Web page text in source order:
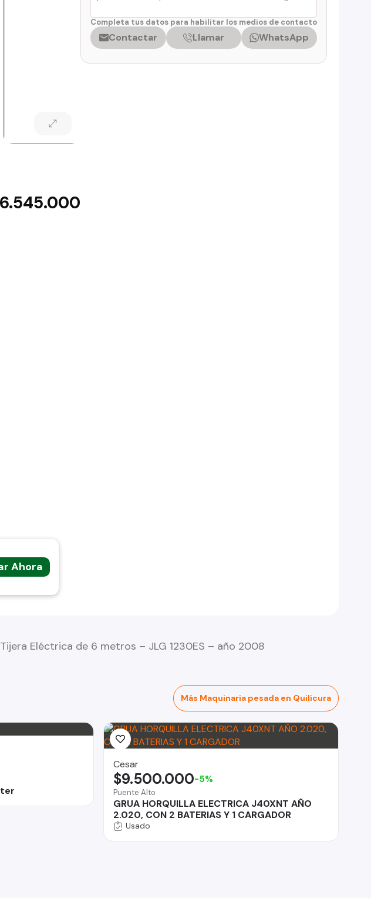
Ahora
Completa tus datos para habilitar los medios de contacto
Contactar Llamar WhatsApp
Tijera Eléctrica de 6 metros – JLG 1230ES – año 2008
Más Maquinaria pesada en Quilicura
Cesar
Puente Alto
GRUA HORQUILLA ELECTRICA J40XNT AÑO
2.020, CON 2 BATERIAS Y 1 CARGADOR
$9.500.000-5%
Usado